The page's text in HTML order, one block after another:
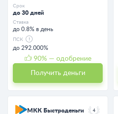
Срок
до 30 дней
Ставка
до 0.8% в день
ПСК
до 292.000%
90% — одобрение
Получить деньги
МКК Быстроденьги 4